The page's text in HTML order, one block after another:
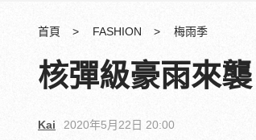
首頁 FASHION 梅雨季
核彈級豪雨來
Kai 2020年5月22日 20:00